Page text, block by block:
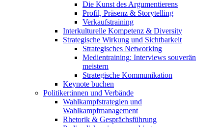
Die Kunst des Argumentierens
Profil, Präsenz & Storytelling
Verkaufstraining
Interkulturelle Kompetenz & Diversity
Strategische Wirkung und Sichtbarkeit
Strategisches Networking
Medientraining: Interviews souverän
meistern
Strategische Kommunikation
Keynote buchen
Politiker:innen und Verbände
Wahlkampfstrategien und
Wahlkampfmanagement
Rhetorik & Gesprächsführung